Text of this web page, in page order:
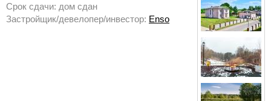
Срок сдачи: дом сдан
Застройщик/девелопер/инвестор: Enso